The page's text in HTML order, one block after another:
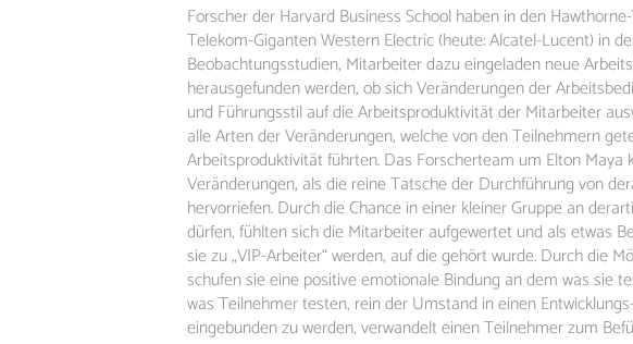
Forscher der Harvard Business School haben in den
Telekom-Giganten Western Electric (heute: Alcatel-Lucent) in
Beobachtungsstudien, Mitarbeiter dazu eingeladen neue
herausgefunden werden, ob sich Veränderungen der
und Führungsstil auf die Arbeitsproduktivität der Mitarbeiter
alle Arten der Veränderungen, welche von den Teilnehmern
Arbeitsproduktivität führten. Das Forscherteam um Elton Maya
Veränderungen, als die reine Tatsche der Durchführung von
hervorriefen. Durch die Chance in einer kleiner Gruppe an
dürfen, fühlten sich die Mitarbeiter aufgewertet und als etwas
sie zu „VIP-Arbeiter“ werden, auf die gehört wurde. Durch die
schufen sie eine positive emotionale Bindung an dem was sie
was Teilnehmer testen, rein der Umstand in einen
eingebunden zu werden, verwandelt einen Teilnehmer zum